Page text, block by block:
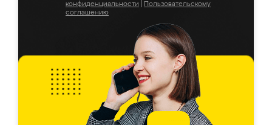
конфиденциальности
Пользовательскому
соглашению